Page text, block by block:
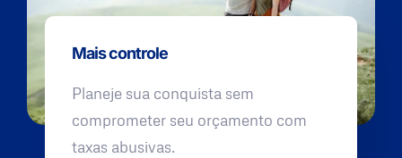
Mais controle
Planeje sua conquista sem
comprometer seu orçamento com
taxas abusivas.